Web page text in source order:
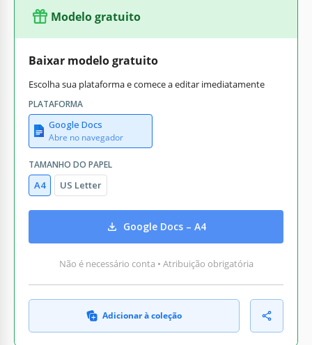
Modelo gratuito
Baixar modelo gratuito
Escolha sua plataforma e comece a editar imediatamente
PLATAFORMA
Google Docs
Abre no navegador
TAMANHO DO PAPEL
A4 US Letter
Google Docs – A4
Não é necessário conta • Atribuição obrigatória
Adicionar à coleção